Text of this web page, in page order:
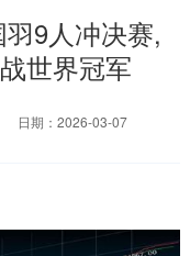
9人冲决赛,
世界冠军
日期：2026-03-07